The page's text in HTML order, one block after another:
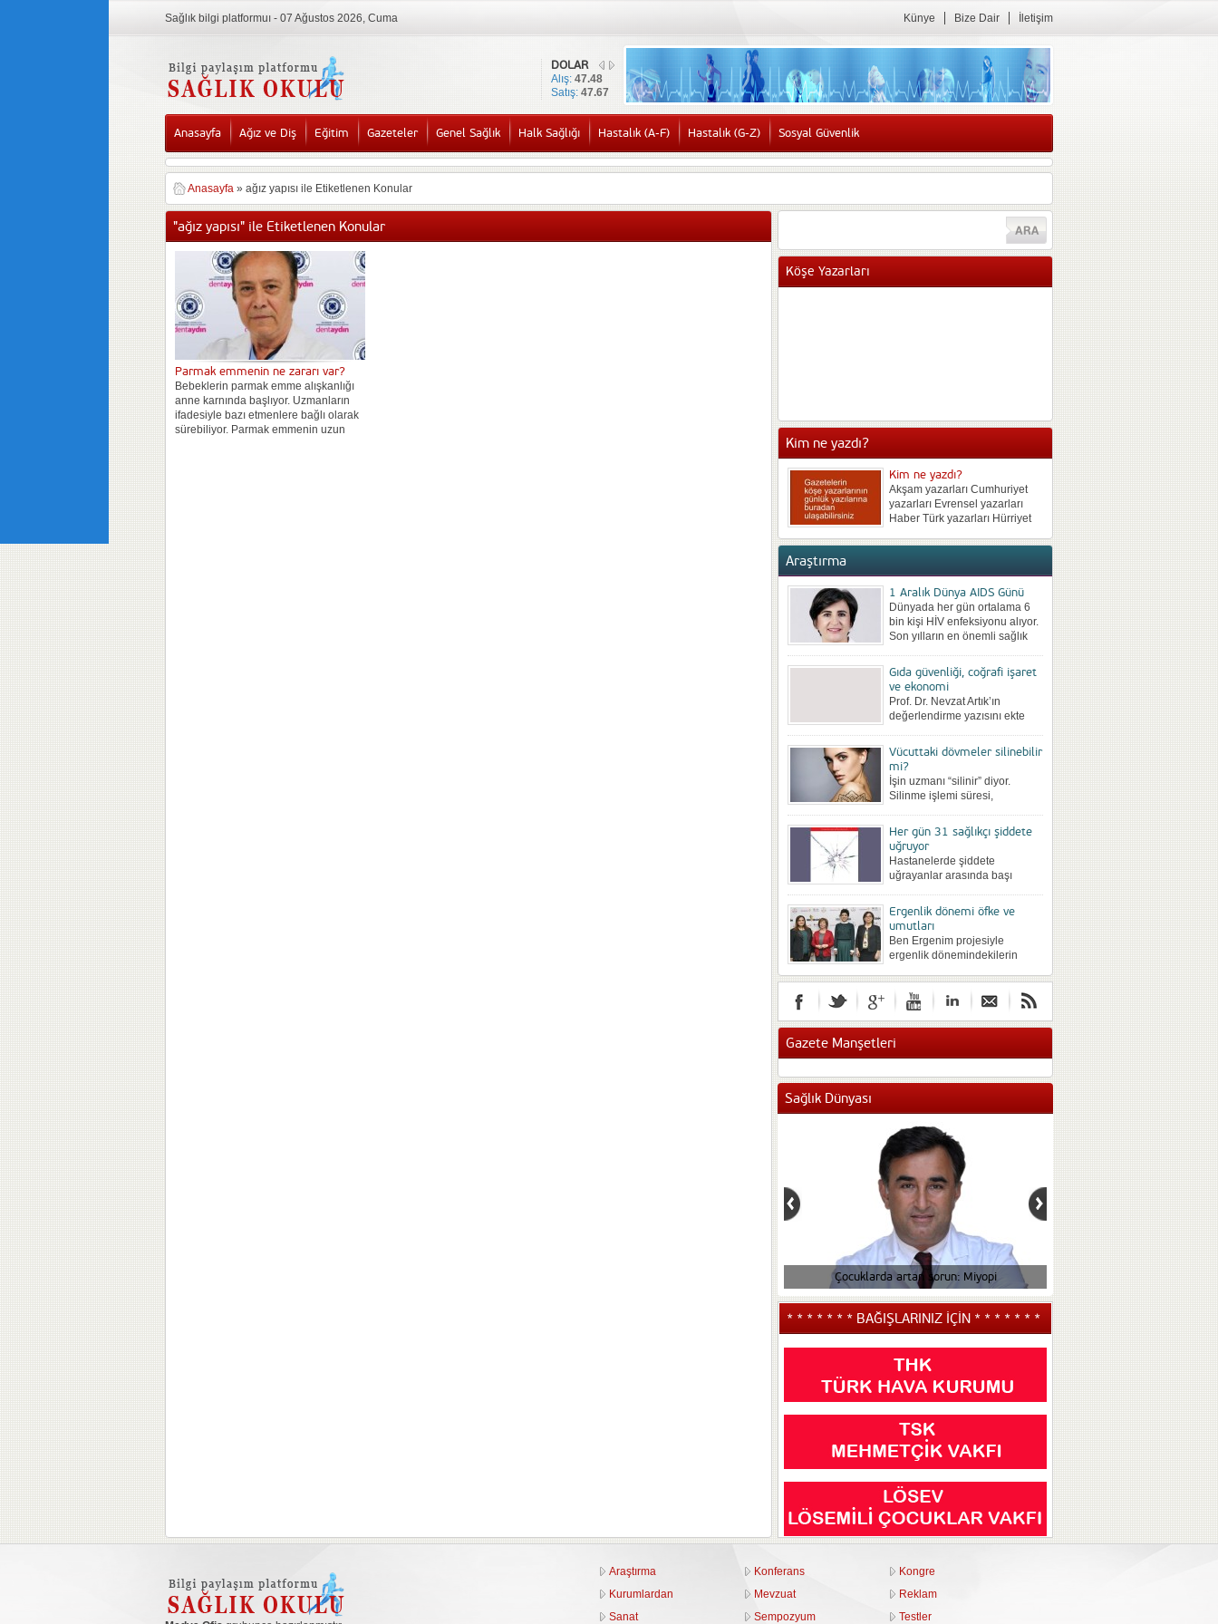
Sağlık bilgi platformuı - 07 Ağustos 2026, Cuma Künye Bize Dair İletişim
DOLAR
Alış: 47.48
Satış: 47.67
Anasayfa Ağız ve Diş Eğitim Gazeteler Genel Sağlık Halk Sağlığı Hastalık (A-F) Hastalık (G-Z) Sosyal Güvenlik
Anasayfa » ağız yapısı ile Etiketlenen Konular
"ağız yapısı" ile Etiketlenen Konular
Parmak emmenin ne zararı var?
Bebeklerin parmak emme alışkanlığı
anne karnında başlıyor. Uzmanların
ifadesiyle bazı etmenlere bağlı olarak
sürebiliyor. Parmak emmenin uzun
Köşe Yazarları
iki katı kilo alan birçok...
Kim ne yazdı?
Kim ne yazdı?
Akşam yazarları Cumhuriyet
yazarları Evrensel yazarları
Haber Türk yazarları Hürriyet
Posta yazarları Radikal
Sözcü yazarları Star yazarları
Takvim yazarları Türkiye
yazarları Vatan yazarları Yeni
Asya yazarları Yeni Çağ
yazarları Yeni Şafak...
Araştırma
1 Aralık Dünya AIDS Günü
Dünyada her gün ortalama 6
bin kişi HİV enfeksiyonu alıyor.
Son yılların en önemli sağlık
kontrol altına...
Gıda güvenliği, coğrafi işaret
ve ekonomi
Prof. Dr. Nevzat Artık’ın
değerlendirme yazısını ekte
Ürünler Zirvesi 28-29 Nisan
2017 tarihinde Ankara’da
yapıldı.ATO’nun Ankara Ticaret
Odası...
Vücuttaki dövmeler silinebilir
mi?
İşin uzmanı “silinir” diyor.
Silinme işlemi süresi,
önce farklı yöntemlerle
silinmek istenip istenmediğine
göre değişebiliyor. Büyük bir
hevesli...
Her gün 31 sağlıkçı şiddete
uğruyor
Hastanelerde şiddete
uğrayanlar arasında başı
sırasıyla hemşireler, idari
personel ve güvenlik personeli
geliyor. Sözlü şiddet en sık...
Ergenlik dönemi öfke ve
umutları
Ben Ergenim projesiyle
ergenlik dönemindekilerin
araştırıldı. Yaş arttıkça şiddet
eğilimi de artıyor. Kızlar
gelecekten umutsuz. Ergenlik
döneminin...
Gazete Manşetleri
Sağlık Dünyası
Çocuklarda artan sorun: Miyopi Çocuğunuzun tiki
* * * * * * * BAĞIŞLARINIZ İÇİN * * * * * * *
Araştırma Konferans
Kongre
Kurumlardan
Mevzuat
Reklam
Sanat
Sempozyum Testler